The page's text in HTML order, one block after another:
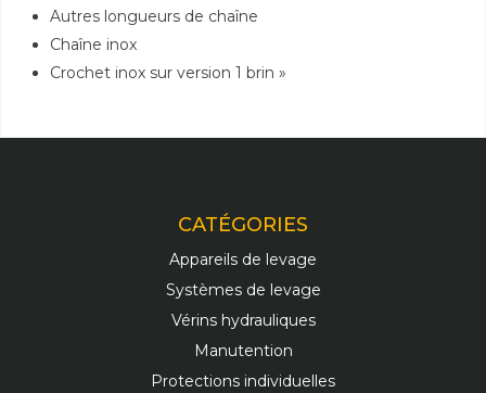
Autres longueurs de chaîne
Chaîne inox
Crochet inox sur version 1 brin »
CATÉGORIES
Appareils de levage
Systèmes de levage
Vérins hydrauliques
Manutention
Protections individuelles